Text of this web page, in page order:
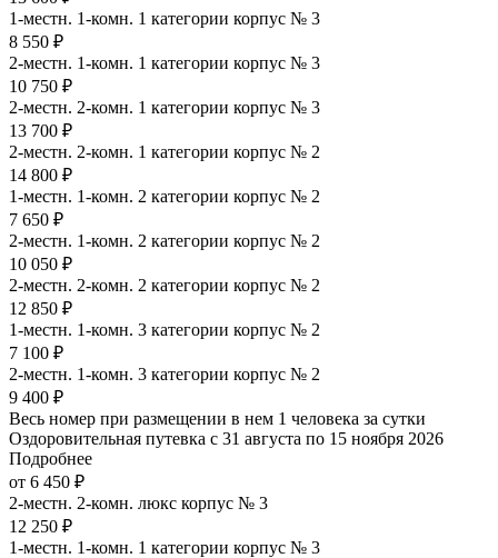
1-местн. 1-комн. 1 категории корпус № 3
8 550 ₽
2-местн. 1-комн. 1 категории корпус № 3
10 750 ₽
2-местн. 2-комн. 1 категории корпус № 3
13 700 ₽
2-местн. 2-комн. 1 категории корпус № 2
14 800 ₽
1-местн. 1-комн. 2 категории корпус № 2
7 650 ₽
2-местн. 1-комн. 2 категории корпус № 2
10 050 ₽
2-местн. 2-комн. 2 категории корпус № 2
12 850 ₽
1-местн. 1-комн. 3 категории корпус № 2
7 100 ₽
2-местн. 1-комн. 3 категории корпус № 2
9 400 ₽
Весь номер при размещении в нем 1 человека за сутки
Оздоровительная путевка с 31 августа по 15 ноября 2026
Подробнее
от 6 450 ₽
2-местн. 2-комн. люкс корпус № 3
12 250 ₽
1-местн. 1-комн. 1 категории корпус № 3